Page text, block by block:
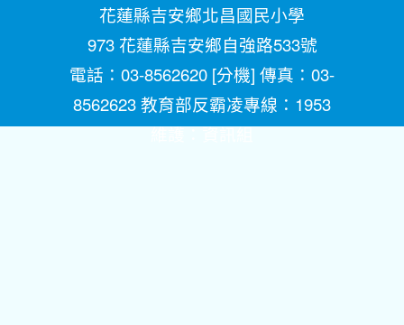
花蓮縣吉安鄉北昌國民小學
973 花蓮縣吉安鄉自強路533號
電話：03-8562620 [分機] 傳真：03-
8562623 教育部反霸凌專線：1953
維護：資訊組